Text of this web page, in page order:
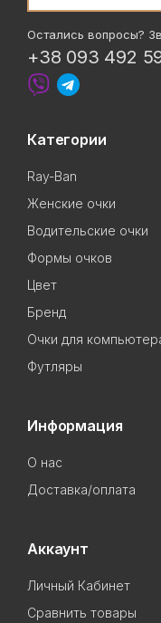
Остались вопросы?
+38 093 492
Категории
Ray-Ban
Женские очки
Водительские очки
Формы очков
Цвет
Бренд
Очки для
Футляры
Информация
О нас
Доставка/оплата
Аккаунт
Личный Кабинет
Сравнить товары